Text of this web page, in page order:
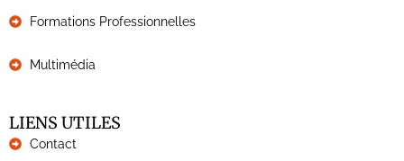
Formations Professionnelles
Multimédia
LIENS UTILES
Contact